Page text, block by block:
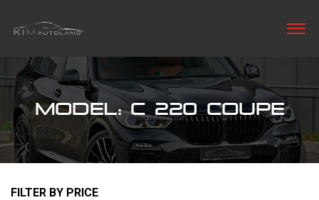
MODEL: C 220 COUPE
FILTER BY PRICE